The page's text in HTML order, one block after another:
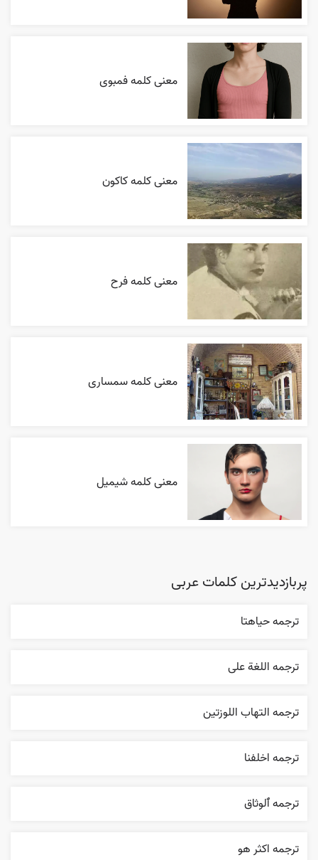
معنی کلمه فمبوی
معنی کلمه کاکون
معنی کلمه فرح
معنی کلمه سمساری
معنی کلمه شیمیل
پربازدیدترین کلمات عربی
ترجمه حياهتا
ترجمه اللغة علی
ترجمه التهاب اللوزتين
ترجمه اخلفنا
ترجمه ٱلوثاق
ترجمه اکثر هو